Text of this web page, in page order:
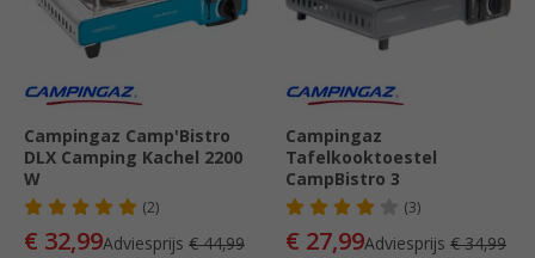
Campingaz Camp'Bistro
DLX Camping Kachel 2200
W
(2)
€ 32,99Adviesprijs € 44,99
Campingaz
Tafelkooktoestel
CampBistro 3
(3)
€ 27,99Adviesprijs € 34,99